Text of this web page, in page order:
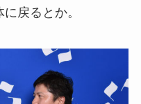
戻るとか。